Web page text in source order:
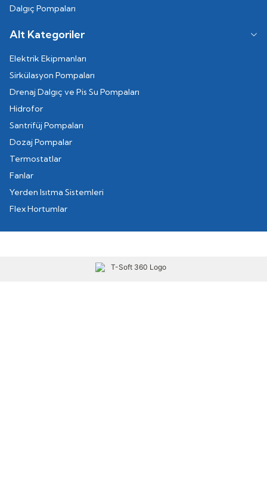
Dalgıç Pompaları
Alt Kategoriler
Elektrik Ekipmanları
Sirkülasyon Pompaları
Drenaj Dalgıç ve Pis Su Pompaları
Hidrofor
Santrifüj Pompaları
Dozaj Pompalar
Termostatlar
Fanlar
Yerden Isıtma Sistemleri
Flex Hortumlar